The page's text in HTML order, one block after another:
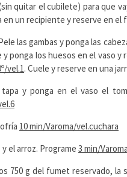
quitar el cubilete) para que
un recipiente y reserve en el
las gambas y ponga las
y ponga los huesos en el vaso
vel.1. Cuele y reserve en una
y ponga en el vaso el
10 min/Varoma/vel.cuchara
el arroz. Programe 3 min/
750 g del fumet reservado, la